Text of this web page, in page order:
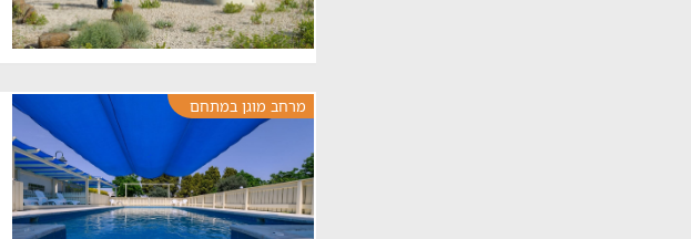
מרחב מוגן במתחם